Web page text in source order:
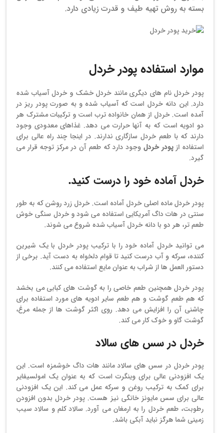
بسته به روش تهیه طیف و قدرت زیادی دارد.
موارد استفاده پودر خردل
پودر خردل نام های دیگری مانند خردل خشک و خردل آسیاب شده
دارد. این دانه خردل است که آسیاب شده و به صورت پودر ریز در
آمده است. خردل از همان خانواده ترب است و ترکیبات مشترک هر
دو ادویه است که به آنها حرارت می دهد. غذاهای معدودی وجود
دارند که با طعم خردل سازگاری ندارند. در اینجا چند راه عالی برای
استفاده از پودر خردل وجود دارد که طعم آن در مرکز توجه قرار می
گیرد.
خردل آماده خود را درست کنید.
پودر خردل ماده اصلی خردل آماده است. خردل زرد روشن که به طور
سنتی در هات داگ آمریکایی استفاده می شود و خردل سنگی خوش
طعم تر، هر دو با دانه خردل آسیاب شده شروع می شوند.
می توانید خردل آماده خود را با ترکیب پودر خردل با یک شیرین
کننده، سرکه و آب درست کنید تا قوام دلخواه به دست آید. برخی از
دستور العمل ها از شراب به عنوان مایع استفاده می کنند.
پودر خردل همچنین طعم خاصی را به گوشت های کبابی می بخشد
که هم طعم گوشت و هم طعم سایر ادویه های مورد استفاده برای
چاشنی آن را افزایش می دهد. روی اکثر گوشت ها از جمله مرغ،
گوشت گاو و خوک کار می کند.
خردل در سس های سالاد
پودر خردل در سس های سالاد مانند هات داگ خوشمزه است. این
یک افزودنی عالی برای وینگرت است که به عنوان یک امولسیفایر
برای کمک به ترکیب روغن و سرکه عمل می کند. این یک افزودنی
عالی برای سس مایونز خانگی نیز هست. پودر خردل بدون افزودن
رطوبت، طعم خردل را به ارمغان می آورد. سالاد کلم و سالاد سیب
زمینی شما هرگز نباید آبکی باشد.